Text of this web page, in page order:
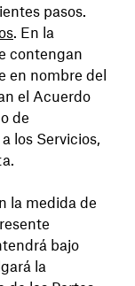
pasos.
. En la
contengan
en nombre del
el Acuerdo
de
los Servicios,
la medida de
bajo
la